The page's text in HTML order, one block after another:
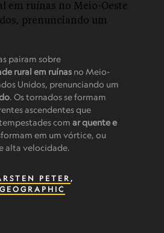
pairam sobre
rural em ruínas no Meio-
Unidos, prenunciando um
. Os tornados se formam
ascendentes que
com ar quente e
em um vórtice, ou
alta velocidade.
PETER ,